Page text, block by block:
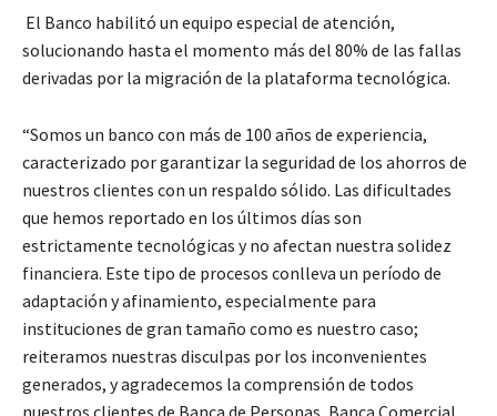
El Banco habilitó un equipo especial de atención,
solucionando hasta el momento más del 80% de las fallas
derivadas por la migración de la plataforma tecnológica.
“Somos un banco con más de 100 años de experiencia,
caracterizado por garantizar la seguridad de los ahorros de
nuestros clientes con un respaldo sólido. Las dificultades
que hemos reportado en los últimos días son
estrictamente tecnológicas y no afectan nuestra solidez
financiera. Este tipo de procesos conlleva un período de
adaptación y afinamiento, especialmente para
instituciones de gran tamaño como es nuestro caso;
reiteramos nuestras disculpas por los inconvenientes
generados, y agradecemos la comprensión de todos